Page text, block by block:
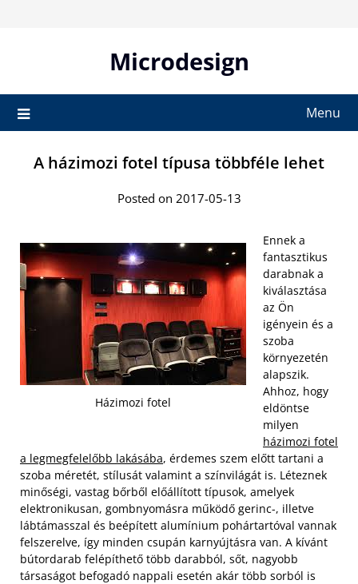
Microdesign
Menu
A házimozi fotel típusa többféle lehet
Posted on 2017-05-13
Házimozi fotel
Ennek a
fantasztikus
darabnak a
kiválasztása
az Ön
igényein és a
szoba
környezetén
alapszik.
Ahhoz, hogy
eldöntse
milyen
házimozi fotel
a legmegfelelőbb lakásába, érdemes szem előtt tartani a
szoba méretét, stílusát valamint a színvilágát is. Léteznek
minőségi, vastag bőrből előállított típusok, amelyek
elektronikusan, gombnyomásra működő gerinc-, illetve
lábtámasszal és beépített alumínium pohártartóval vannak
felszerelve, így minden csupán karnyújtásra van. A kívánt
bútordarab felépíthető több darabból, sőt, nagyobb
társaságot befogadó nappali esetén akár több sorból is